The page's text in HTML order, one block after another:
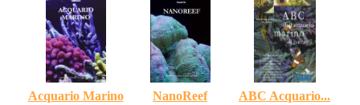
Acquario Marino NanoReef
ABC Acquario...